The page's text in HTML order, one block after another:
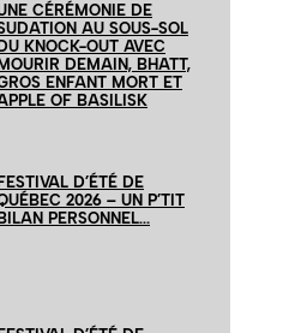
CÉRÉMONIE DE
AU SOUS-SOL
DU KNOCK-OUT AVEC
MOURIR DEMAIN, BHATT,
ENFANT MORT ET
OF BASILISK
FESTIVAL D’ÉTÉ DE
2026 – UN P’TIT
BILAN PERSONNEL…